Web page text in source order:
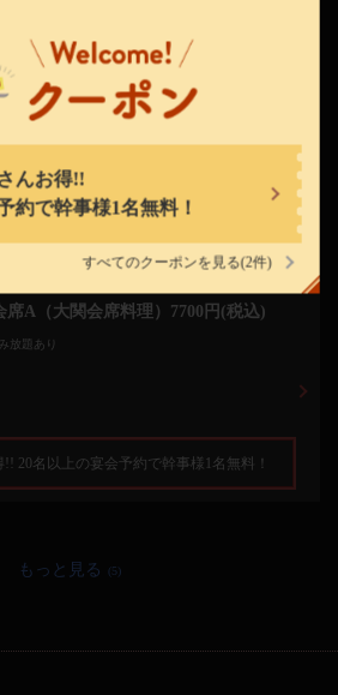
んお得!!
約で幹事様1名無料！
すべてのクーポンを見る(2件)
席A（大関会席料理）7700円(税込)
放題あり
20名以上の宴会予約で幹事様1名無料！
もっと見る (5)
手通１－５－４
閉じる